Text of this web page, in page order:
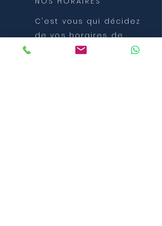
C'est vous qui décidez
de vos horaires de
coaching